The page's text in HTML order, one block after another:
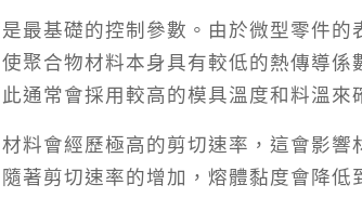
最基礎的控制參數。由於微型零件的
聚合物材料本身具有較低的熱傳導係
通常會採用較高的模具溫度和料溫來
料會經歷極高的剪切速率，這會影
著剪切速率的增加，熔體黏度會降